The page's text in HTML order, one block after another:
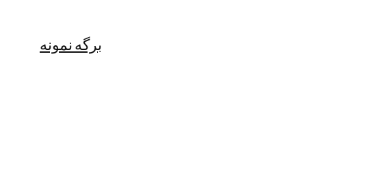
برگه نمونه